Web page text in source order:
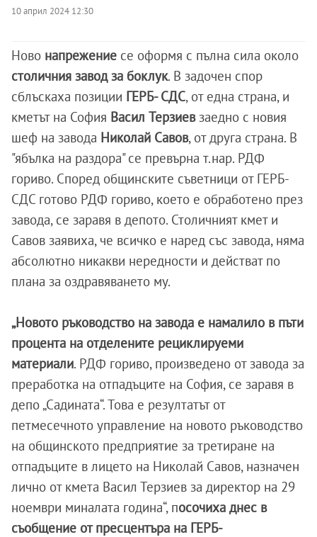
10 април 2024 12:30
Ново напрежение се оформя с пълна сила около
столичния завод за боклук. В задочен спор
сблъскаха позиции ГЕРБ- СДС, от една страна, и
кметът на София Васил Терзиев заедно с новия
шеф на завода Николай Савов, от друга страна. В
"ябълка на раздора" се превърна т.нар. РДФ
гориво. Според общинските съветници от ГЕРБ-
СДС готово РДФ гориво, което е обработено през
завода, се заравя в депото. Столичният кмет и
Савов заявиха, че всичко е наред със завода, няма
абсолютно никакви нередности и действат по
плана за оздравяването му.
„Новото ръководство на завода е намалило в пъти
процента на отделените рециклируеми
материали. РДФ гориво, произведено от завода за
преработка на отпадъците на София, се заравя в
депо „Садината“. Това е резултатът от
петмесечното управление на новото ръководство
на общинското предприятие за третиране на
отпадъците в лицето на Николай Савов, назначен
лично от кмета Васил Терзиев за директор на 29
ноември миналата година“, посочиха днес в
съобщение от пресцентъра на ГЕРБ-